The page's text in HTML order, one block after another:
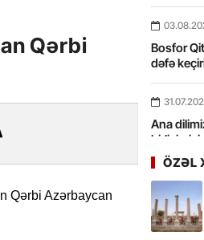
Qərbi
Qərbi Azərbaycan
Bosfor
dəfə
Ana
31.07.2026
Tarixin
ÖZƏL